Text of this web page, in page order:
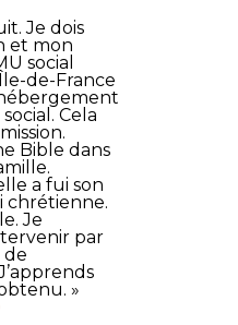
Je dois
et mon
social
de-France
Cela
Bible dans
a fui son
chrétienne.
Je
par
»